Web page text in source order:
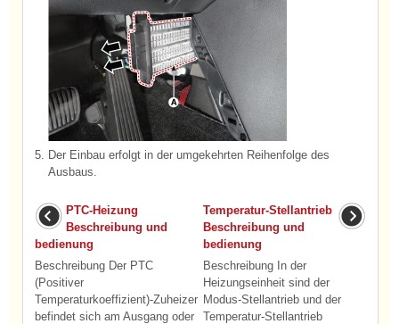
5. Der Einbau erfolgt in der umgekehrten Reihenfolge des
Ausbaus.
PTC-Heizung
Beschreibung und
bedienung
Beschreibung Der PTC
(Positiver
Temperaturkoeffizient)-Zuheizer
befindet sich am Ausgang oder
Temperatur-Stellantrieb
Beschreibung und
bedienung
Beschreibung In der
Heizungseinheit sind der
Modus-Stellantrieb und der
Temperatur-Stellantrieb